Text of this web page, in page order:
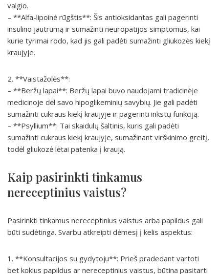
valgio.
– **Alfa-lipoinė rūgštis**: Šis antioksidantas gali pagerinti
insulino jautrumą ir sumažinti neuropatijos simptomus, kai
kurie tyrimai rodo, kad jis gali padėti sumažinti gliukozės kiekį
kraujyje.
2. **Vaistažolės**:
– **Beržų lapai**: Beržų lapai buvo naudojami tradicinėje
medicinoje dėl savo hipoglikeminių savybių. Jie gali padėti
sumažinti cukraus kiekį kraujyje ir pagerinti inkstų funkciją.
– **Psyllium**: Tai skaidulų šaltinis, kuris gali padėti
sumažinti cukraus kiekį kraujyje, sumažinant virškinimo greitį,
todėl gliukozė lėtai patenka į kraują.
Kaip pasirinkti tinkamus
nereceptinius vaistus?
Pasirinkti tinkamus nereceptinius vaistus arba papildus gali
būti sudėtinga. Svarbu atkreipti dėmesį į kelis aspektus:
1. **Konsultacijos su gydytoju**: Prieš pradedant vartoti
bet kokius papildus ar nereceptinius vaistus, būtina pasitarti